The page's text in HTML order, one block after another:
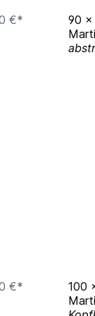
€*
90 x
€*
100